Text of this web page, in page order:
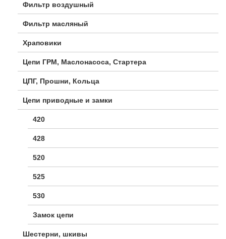
Фильтр воздушный
Фильтр масляный
Храповики
Цепи ГРМ, Маслонасоса, Стартера
ЦПГ, Прошни, Кольца
Цепи приводные и замки
420
428
520
525
530
Замок цепи
Шестерни, шкивы